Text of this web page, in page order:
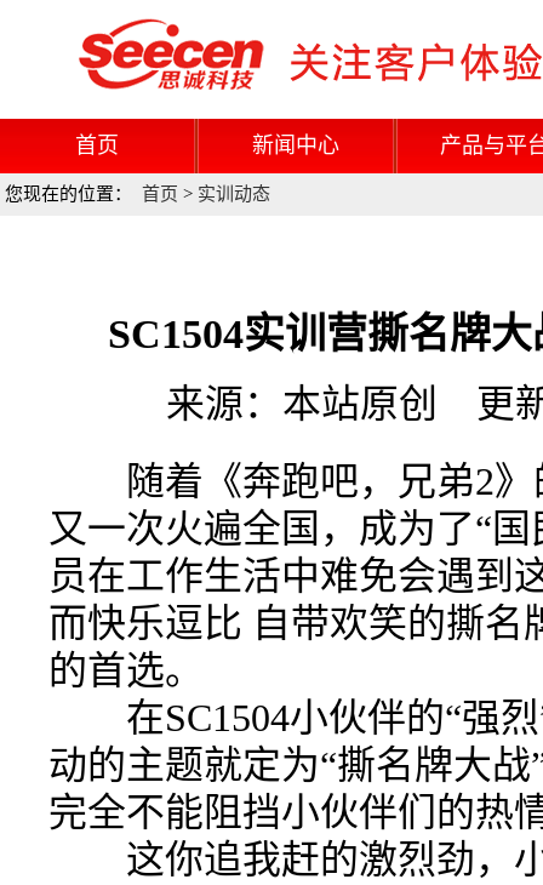
首页 新闻中心 产品与平
您现在的位置： 首页 > 实训动态
SC1504实训营撕名牌
来源：本站原创 更
随着《奔跑吧，兄弟2
又一次火遍全国，成为了“
员在工作生活中难免会遇到
而快乐逗比 自带欢笑的撕
的首选。
在SC1504小伙伴的“强
动的主题就定为“撕名牌大
完全不能阻挡小伙伴们的热
这你追我赶的激烈劲，